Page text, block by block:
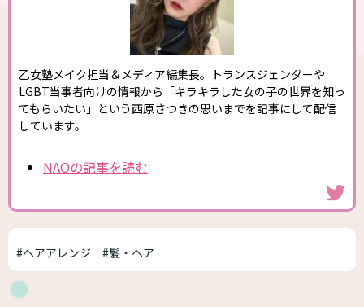
乙女塾メイク担当＆メディア編集長。トランスジェンダーや
LGBT当事者向けの情報から「キラキラした女の子の世界を知っ
てもらいたい」という西原さつきの思いまでを記事にして配信
しています。
NAOの記事を読む
#ヘアアレンジ #髪・ヘア